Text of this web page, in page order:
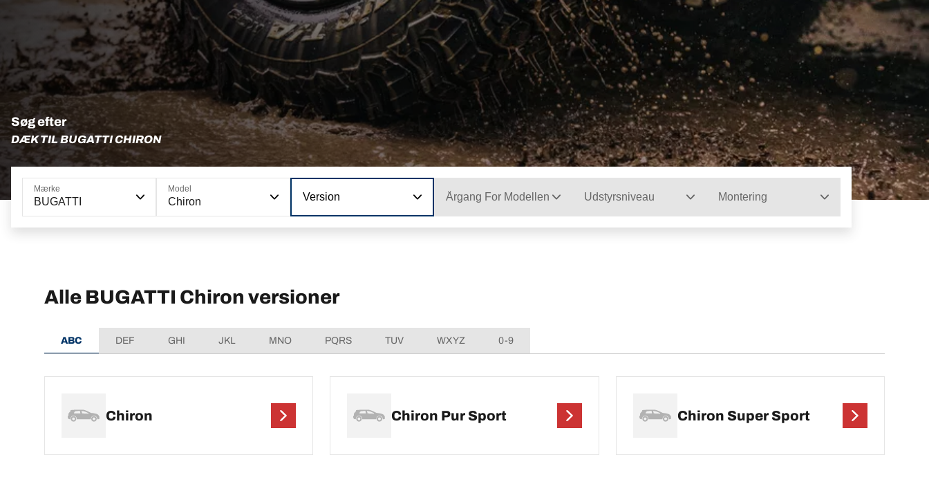
Søg efter
DÆK TIL BUGATTI CHIRON
Mærke
BUGATTI
Model
Chiron Version Årgang For Modellen Udstyrsniveau Montering
Alle BUGATTI Chiron versioner
ABC DEF GHI JKL MNO PQRS TUV WXYZ 0-9
Chiron Chiron Pur Sport Chiron Super Sport